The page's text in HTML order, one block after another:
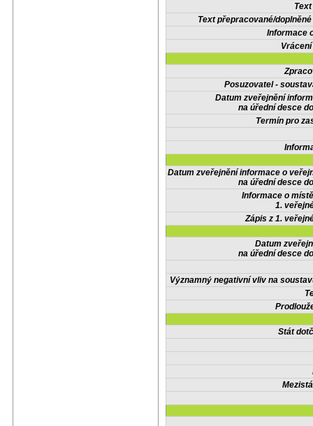
Text přepracované/
Informace
Posuzovatel -
Datum zveřejnění
na úřední desce
Termín pro
Datum zveřejnění informace o
na úřední desce
Informace o
1.
Zápis z 1.
Datum
na úřední desce
Významný negativní vliv na
Stát